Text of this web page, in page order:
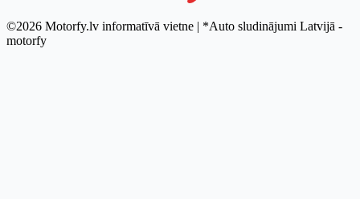
©2026 Motorfy.lv informatīvā vietne | *Auto sludinājumi Latvijā -
motorfy